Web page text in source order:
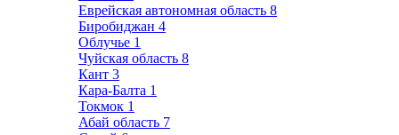
Еврейская автономная область 8
Биробиджан 4
Облучье 1
Чуйская область 8
Кант 3
Кара-Балта 1
Токмок 1
Абай область 7